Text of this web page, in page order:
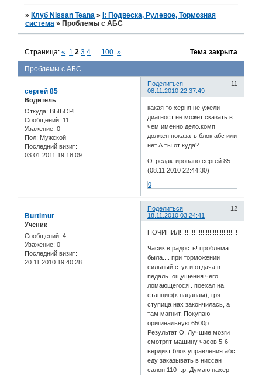
» Клуб Nissan Teana » I: Подвеска, Рулевое, Тормозная
система » Проблемы с АБС
Проблемы с АБС
Страница:« 1 2 3 4 100 » Тема закрыта
Поделиться
11
08.11.2010 22:37:49
сергей 85
Водитель
Откуда: ВЫБОРГ
Сообщений: 11
Уважение: 0
Пол: Мужской
Последний визит:
03.01.2011 19:18:09
какая то херня не ужели
диагност не может сказать в
чем именно дело.комп
должен показать блок абс или
нет.А ты от куда?
Отредактировано сергей 85
(08.11.2010 22:44:30)
0
Поделиться
12
18.11.2010 03:24:41
Burtimur
Ученик
Сообщений: 4
Уважение: 0
Последний визит:
20.11.2010 19:40:28
ПОЧИНИЛ!!!!!!!!!!!!!!!!!!!!!!!!!!!!!!!!!!!!!!!!!!!!
Часик в радость! проблема
была.... при торможении
сильный стук и отдача в
педаль. ощущения чего
ломающегося . поехал на
станцию(к пацанам), грят
ступица нах закончилась, а
там магнит. Покупаю
оригинальную 6500р.
Результат О. Лучшие мозги
смотрят машину часов 5-6 -
вердикт блок управления абс.
еду заказывать в ниссан
салон.110 т.р. Думаю нахер